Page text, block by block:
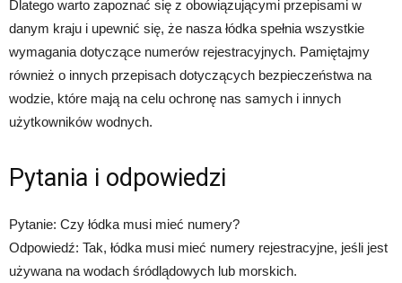
Dlatego warto zapoznać się z obowiązującymi przepisami w
danym kraju i upewnić się, że nasza łódka spełnia wszystkie
wymagania dotyczące numerów rejestracyjnych. Pamiętajmy
również o innych przepisach dotyczących bezpieczeństwa na
wodzie, które mają na celu ochronę nas samych i innych
użytkowników wodnych.
Pytania i odpowiedzi
Pytanie: Czy łódka musi mieć numery?
Odpowiedź: Tak, łódka musi mieć numery rejestracyjne, jeśli jest
używana na wodach śródlądowych lub morskich.